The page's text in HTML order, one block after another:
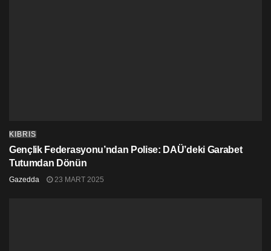
KIBRIS
Gençlik Federasyonu’ndan Polise: DAÜ’deki Garabet
Tutumdan Dönün
Gazedda 23 MART 2025